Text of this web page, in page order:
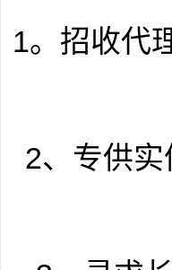
1。招收代
2、专供